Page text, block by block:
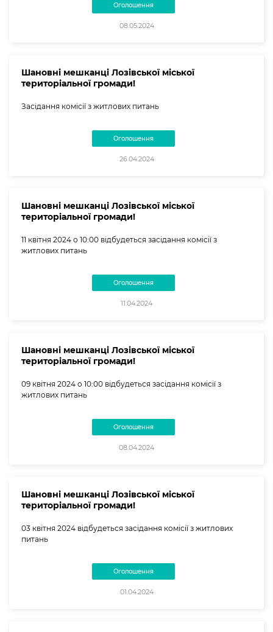
Оголошення
08.05.2024
Шановні мешканці Лозівської міської
територіальної громади!
Засідання комісії з житлових питань
Оголошення
26.04.2024
Шановні мешканці Лозівської міської
територіальної громади!
11 квітня 2024 о 10:00 відбудеться засідання комісії з
житлових питань
Оголошення
11.04.2024
Шановні мешканці Лозівської міської
територіальної громади!
09 квітня 2024 о 10:00 відбудеться засідання комісії з
житлових питань
Оголошення
08.04.2024
Шановні мешканці Лозівської міської
територіальної громади!
03 квітня 2024 відбудеться засідання комісії з житлових
питань
Оголошення
01.04.2024